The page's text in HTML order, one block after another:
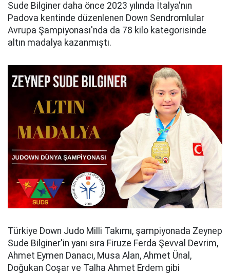
Sude Bilginer daha önce 2023 yılında İtalya'nın
Padova kentinde düzenlenen Down Sendromlular
Avrupa Şampiyonası'nda da 78 kilo kategorisinde
altın madalya kazanmıştı.
Türkiye Down Judo Milli Takımı, şampiyonada Zeynep
Sude Bilginer'in yanı sıra Firuze Ferda Şevval Devrim,
Ahmet Eymen Danacı, Musa Alan, Ahmet Ünal,
Doğukan Coşar ve Talha Ahmet Erdem gibi